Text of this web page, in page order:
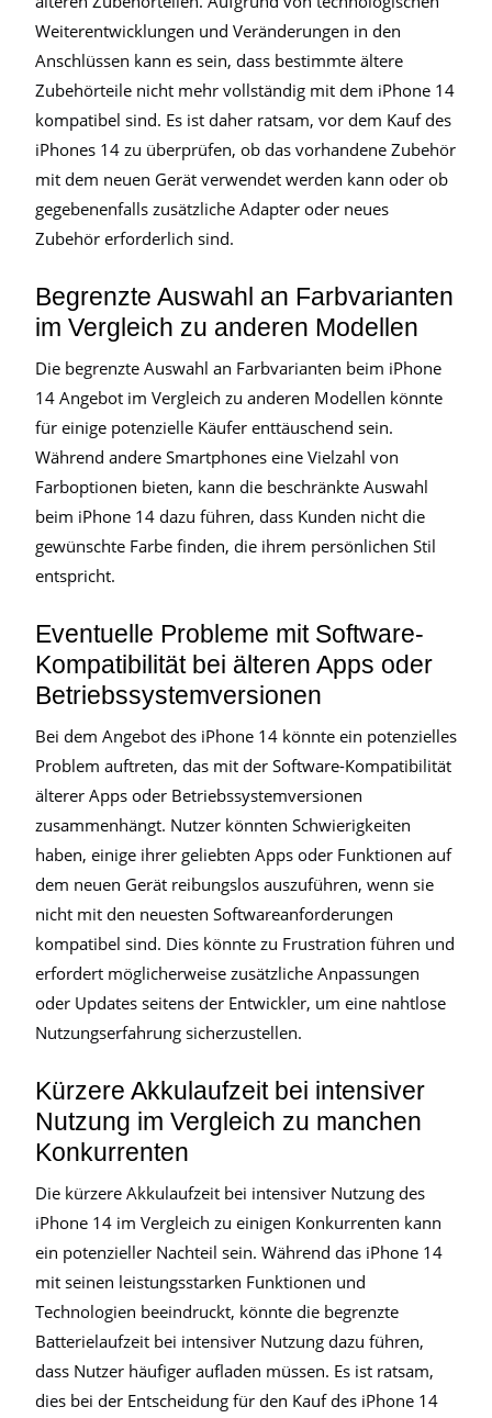
Weiterentwicklungen und Veränderungen in den
Anschlüssen kann es sein, dass bestimmte ältere
Zubehörteile nicht mehr vollständig mit dem iPhone 14
kompatibel sind. Es ist daher ratsam, vor dem Kauf des
iPhones 14 zu überprüfen, ob das vorhandene Zubehör
mit dem neuen Gerät verwendet werden kann oder ob
gegebenenfalls zusätzliche Adapter oder neues
Zubehör erforderlich sind.
Begrenzte Auswahl an Farbvarianten
im Vergleich zu anderen Modellen
Die begrenzte Auswahl an Farbvarianten beim iPhone
14 Angebot im Vergleich zu anderen Modellen könnte
für einige potenzielle Käufer enttäuschend sein.
Während andere Smartphones eine Vielzahl von
Farboptionen bieten, kann die beschränkte Auswahl
beim iPhone 14 dazu führen, dass Kunden nicht die
gewünschte Farbe finden, die ihrem persönlichen Stil
entspricht.
Eventuelle Probleme mit Software-
Kompatibilität bei älteren Apps oder
Betriebssystemversionen
Bei dem Angebot des iPhone 14 könnte ein potenzielles
Problem auftreten, das mit der Software-Kompatibilität
älterer Apps oder Betriebssystemversionen
zusammenhängt. Nutzer könnten Schwierigkeiten
haben, einige ihrer geliebten Apps oder Funktionen auf
dem neuen Gerät reibungslos auszuführen, wenn sie
nicht mit den neuesten Softwareanforderungen
kompatibel sind. Dies könnte zu Frustration führen und
erfordert möglicherweise zusätzliche Anpassungen
oder Updates seitens der Entwickler, um eine nahtlose
Nutzungserfahrung sicherzustellen.
Kürzere Akkulaufzeit bei intensiver
Nutzung im Vergleich zu manchen
Konkurrenten
Die kürzere Akkulaufzeit bei intensiver Nutzung des
iPhone 14 im Vergleich zu einigen Konkurrenten kann
ein potenzieller Nachteil sein. Während das iPhone 14
mit seinen leistungsstarken Funktionen und
Technologien beeindruckt, könnte die begrenzte
Batterielaufzeit bei intensiver Nutzung dazu führen,
dass Nutzer häufiger aufladen müssen. Es ist ratsam,
dies bei der Entscheidung für den Kauf des iPhone 14